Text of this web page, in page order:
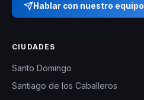
Hablar con nuestro equipo
CIUDADES
Santo Domingo
Santiago de los Caballeros